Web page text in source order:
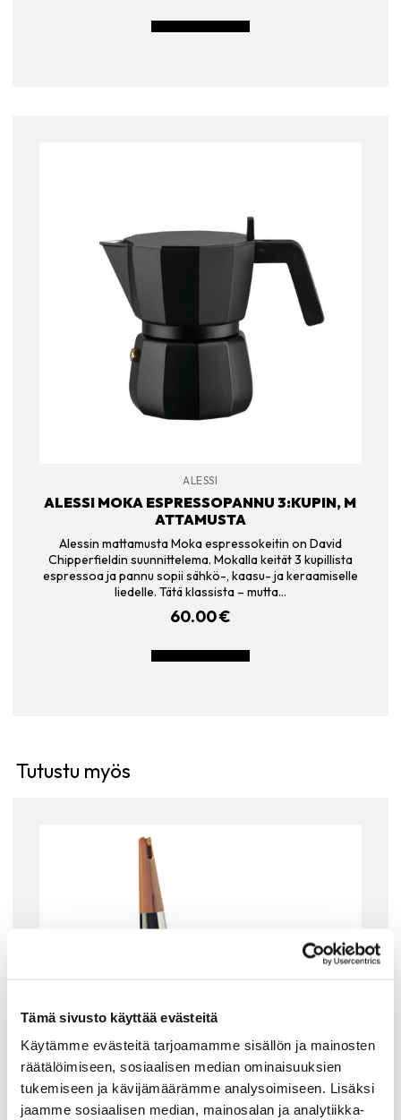
Tämä sivusto käyttää evästeitä
Käytämme evästeitä tarjoamamme sisällön ja mainosten
räätälöimiseen, sosiaalisen median ominaisuuksien
tukemiseen ja kävijämäärämme analysoimiseen. Lisäksi
jaamme sosiaalisen median, mainosalan ja analytiikka-
ALESSI
ALESSI MOKA ESPRESSOPANNU 3:KUPIN, M
ATTAMUSTA
Alessin mattamusta Moka espressokeitin on David
Chipperfieldin suunnittelema. Mokalla keität 3 kupillista
espressoa ja pannu sopii sähkö-, kaasu- ja keraamiselle
liedelle. Tätä klassista – mutta…
60.00€
Tutustu myös